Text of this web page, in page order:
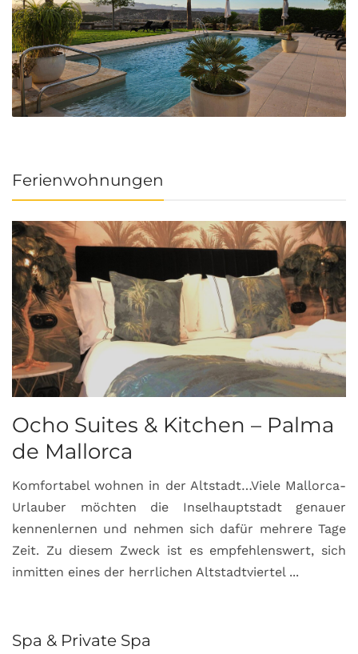
Ferienwohnungen
Ocho Suites & Kitchen – Palma
de Mallorca
Komfortabel wohnen in der Altstadt…Viele Mallorca-
Urlauber möchten die Inselhauptstadt genauer
kennenlernen und nehmen sich dafür mehrere Tage
Zeit. Zu diesem Zweck ist es empfehlenswert, sich
inmitten eines der herrlichen Altstadtviertel ...
Spa & Private Spa